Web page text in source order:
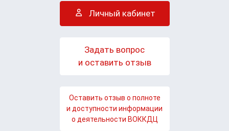
Личный кабинет
Задать вопрос
и оставить отзыв
Оставить отзыв о полноте
и доступности информации
о деятельности ВОККДЦ